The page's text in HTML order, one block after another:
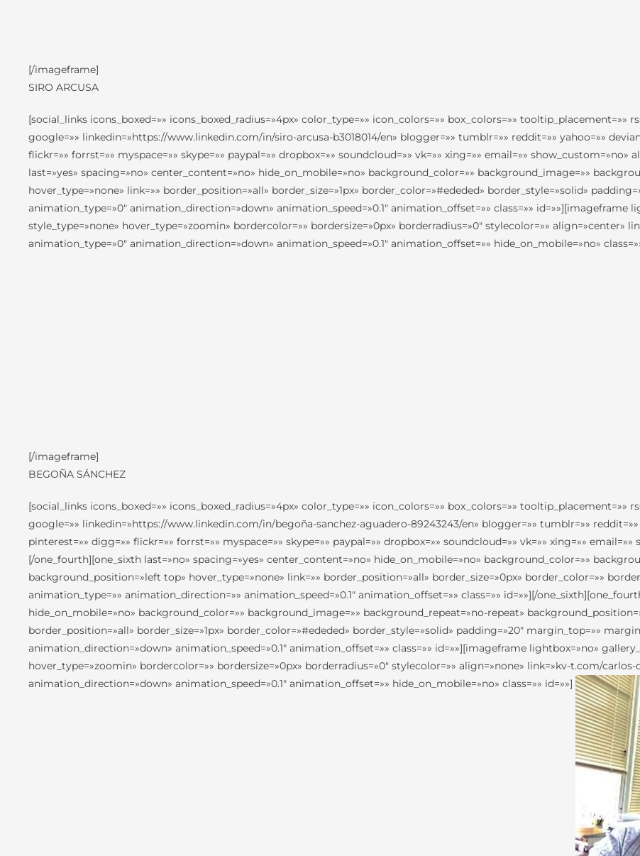
[/imageframe]
SIRO ARCUSA
[social_links icons_boxed=»» icons_boxed_radius=»4px» color_type=»» icon_colors=»» box_colors=»» tooltip_placement=»»
google=»» linkedin=»https://www.linkedin.com/in/siro-arcusa-b3018014/en» blogger=»» tumblr=»» reddit=»» yahoo=»»
flickr=»» forrst=»» myspace=»» skype=»» paypal=»» dropbox=»» soundcloud=»» vk=»» xing=»» email=»»
last=»yes» spacing=»no» center_content=»no» hide_on_mobile=»no» background_color=»» background_image=»»
hover_type=»none» link=»» border_position=»all» border_size=»1px» border_color=»#ededed» border_style=»solid»
animation_type=»0″ animation_direction=»down» animation_speed=»0.1″ animation_offset=»» class=»» id=»»][imageframe
style_type=»none» hover_type=»zoomin» bordercolor=»» bordersize=»0px» borderradius=»0″ stylecolor=»» align=»center»
animation_type=»0″ animation_direction=»down» animation_speed=»0.1″ animation_offset=»» hide_on_mobile=»no»
[/imageframe]
BEGOÑA SÁNCHEZ
[social_links icons_boxed=»» icons_boxed_radius=»4px» color_type=»» icon_colors=»» box_colors=»» tooltip_placement=»»
google=»» linkedin=»https://www.linkedin.com/in/begoña-sanchez-aguadero-89243243/en» blogger=»» tumblr=»»
pinterest=»» digg=»» flickr=»» forrst=»» myspace=»» skype=»» paypal=»» dropbox=»» soundcloud=»» vk=»» xing=»»
[/one_fourth][one_sixth last=»no» spacing=»yes» center_content=»no» hide_on_mobile=»no» background_color=»»
background_position=»left top» hover_type=»none» link=»» border_position=»all» border_size=»0px» border_color=»»
animation_type=»» animation_direction=»» animation_speed=»0.1″ animation_offset=»» class=»» id=»»][/
hide_on_mobile=»no» background_color=»» background_image=»» background_repeat=»no-repeat»
border_position=»all» border_size=»1px» border_color=»#ededed» border_style=»solid» padding=»20″ margin_top=»»
animation_direction=»down» animation_speed=»0.1″ animation_offset=»» class=»» id=»»][imageframe lightbox=»no»
hover_type=»zoomin» bordercolor=»» bordersize=»0px» borderradius=»0″ stylecolor=»» align=»none» link=»kv-t.com/
animation_direction=»down» animation_speed=»0.1″ animation_offset=»» hide_on_mobile=»no» class=»» id=»»]